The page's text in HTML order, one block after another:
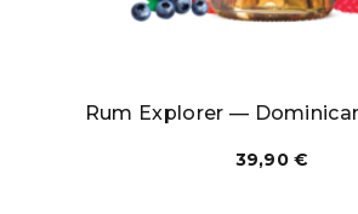
Rum Explorer —
39,90€